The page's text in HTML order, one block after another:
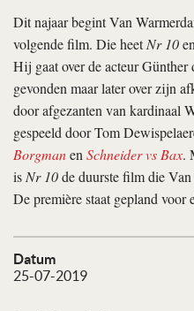
Datum
25-07-2019
Dit najaar begint Van
volgende film. Die heetNr 10
Hij gaat over de acteur
gevonden maar later over zijn
door afgezanten van kardinaal
gespeeld door Tom
BorgmanenSchneider vs Bax.
isNr 10de duurste film die
De première staat gepland voor